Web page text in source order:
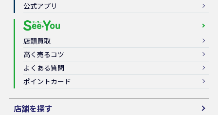
公式アプリ
店頭買取
高く売るコツ
よくある質問
ポイントカード
店舗を探す